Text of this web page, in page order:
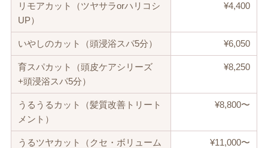
リモアカット（ツヤサラorハリコシ
UP）
¥4,400
いやしのカット（頭浸浴スパ5分） ¥6,050
育スパカット（頭皮ケアシリーズ
+頭浸浴スパ5分）
¥8,250
うるうるカット（髪質改善トリート
メント）
¥8,800〜
うるツヤカット（クセ・ボリューム
¥11,000〜